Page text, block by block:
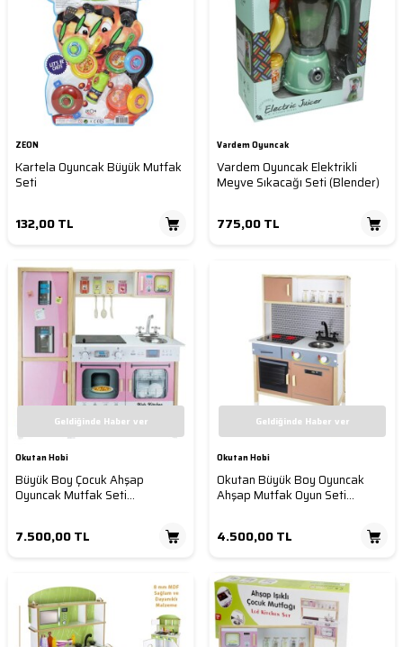
ZEON
Kartela Oyuncak Büyük Mutfak
Seti
132,00TL
Vardem Oyuncak
Vardem Oyuncak Elektrikli
Meyve Sıkacağı Seti (Blender)
775,00TL
Geldiğinde Haber ver
Okutan Hobi
Büyük Boy Çocuk Ahşap
Oyuncak Mutfak Seti
7.500,00TL
Geldiğinde Haber ver
Okutan Hobi
Okutan Büyük Boy Oyuncak
Ahşap Mutfak Oyun Seti
4.500,00TL